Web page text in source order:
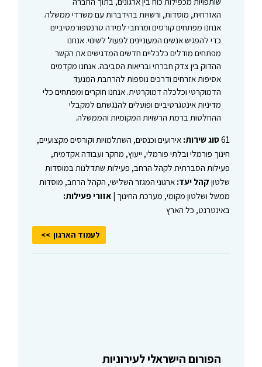
האזרחית, מוסדות, ורשויות בהידברות עם משרדי ממשלה.
אנחנו מפתחים קורסים ומרחבי למידה טרנספורמטיביים
כדי להפגיש אנשים המעוניינים לפעול לשינוי. אנחנו
מפתחים מודלים כלכליים חדשים המדגישים את הקשר
ההדוק בין צדק חברתי ובריאות הסביבה. אנחנו מקדמים
אסיפות אזרחים ודרכים נוספות להרחבת המנעד
הדמוקרטי וכלכלה דמוקרטית. אנחנו חוקרים ומפתחים כלי
מדיניות אינטגרטיביים ופועלים להנגשתם למקבלי
ההחלטות ברמת הרשויות המקומיות והממשלה.
61סוג שירות: אירועים וכנסים, השתלמויות וקורסים מקצועיים,
חינוך פורמלי ובלתי פורמלי, ייעוץ, מחקר ועבודה אקדמית,
פעילות הסברתית לקהל הרחב, פעילות שתדלנות במוסדות
שלטון קהל יעד: ארגוני המגזר השלישי, הקהל הרחב, מוסדות
ממשל ושלטון מקומי, מערכת החינוך | אזורי פעילות:
באינטרנט, כל הארץ
לעמוד הארגון
הפורום הישראלי לעירוניות